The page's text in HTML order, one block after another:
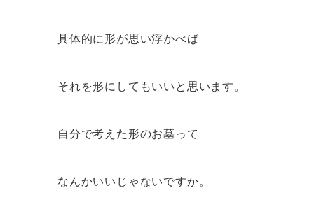
具体的に形が思い浮かべば
それを形にしてもいいと思います。
自分で考えた形のお墓って
なんかいいじゃないですか。